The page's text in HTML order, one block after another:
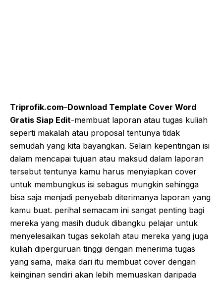
Triprofik.com–Download Template Cover Word
Gratis Siap Edit-membuat laporan atau tugas kuliah
seperti makalah atau proposal tentunya tidak
semudah yang kita bayangkan. Selain kepentingan isi
dalam mencapai tujuan atau maksud dalam laporan
tersebut tentunya kamu harus menyiapkan cover
untuk membungkus isi sebagus mungkin sehingga
bisa saja menjadi penyebab diterimanya laporan yang
kamu buat. perihal semacam ini sangat penting bagi
mereka yang masih duduk dibangku pelajar untuk
menyelesaikan tugas sekolah atau mereka yang juga
kuliah diperguruan tinggi dengan menerima tugas
yang sama, maka dari itu membuat cover dengan
keinginan sendiri akan lebih memuaskan daripada